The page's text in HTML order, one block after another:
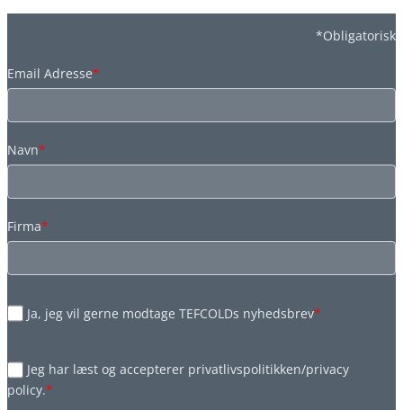
*Obligatorisk
Email Adresse*
Navn*
Firma*
Ja, jeg vil gerne modtage TEFCOLDs nyhedsbrev*
Jeg har læst og accepterer privatlivspolitikken/privacy
policy.*